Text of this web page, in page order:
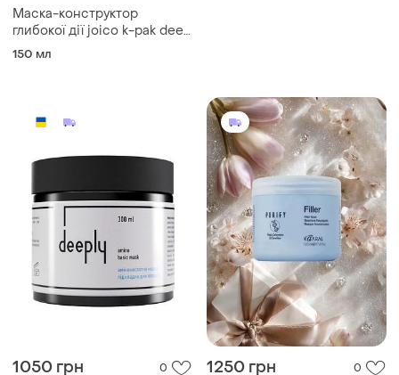
Маска-конструктор
глибокої дії joico k-pak deep
penetrating reconstructor,
150 мл
1050 грн 0 1250 грн 0